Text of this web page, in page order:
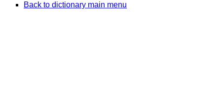
Back to dictionary main menu